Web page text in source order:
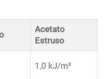
Acetato
Estruso
1,0 kJ/m²